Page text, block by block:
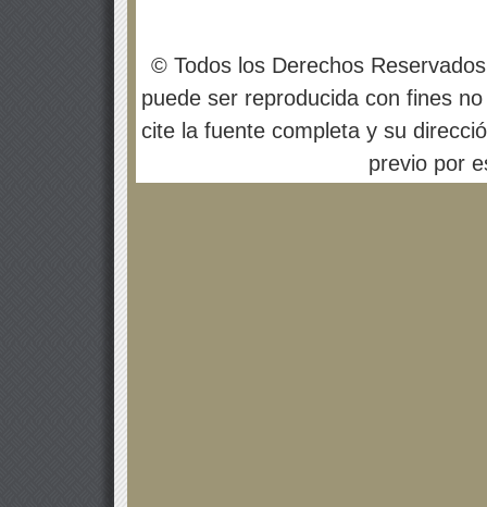
© Todos los Derechos
puede ser reproducida con fines
cite la fuente completa y su
previo por